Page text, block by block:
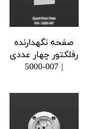
صفحه نگهدارنده
رفلکتور چهار عددی
| 007-5000